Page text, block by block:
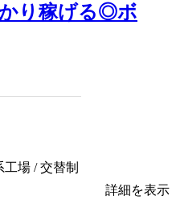
り稼げる◎ボ
場 / 交替制
詳細を表示